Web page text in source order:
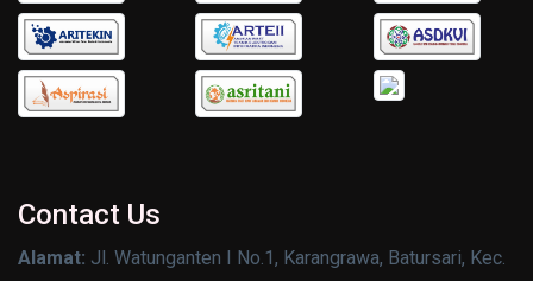
Contact Us
Alamat: Jl. Watunganten I No.1, Karangrawa, Batursari, Kec.